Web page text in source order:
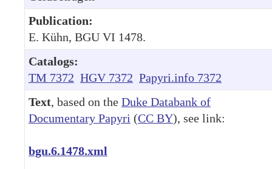
Publication:
E. Kühn, BGU VI 1478.
Catalogs:
TM 7372 HGV 7372 Papyri.info 7372
Text, based on the Duke Databank of
Documentary Papyri (CC BY), see link:
bgu.6.1478.xml